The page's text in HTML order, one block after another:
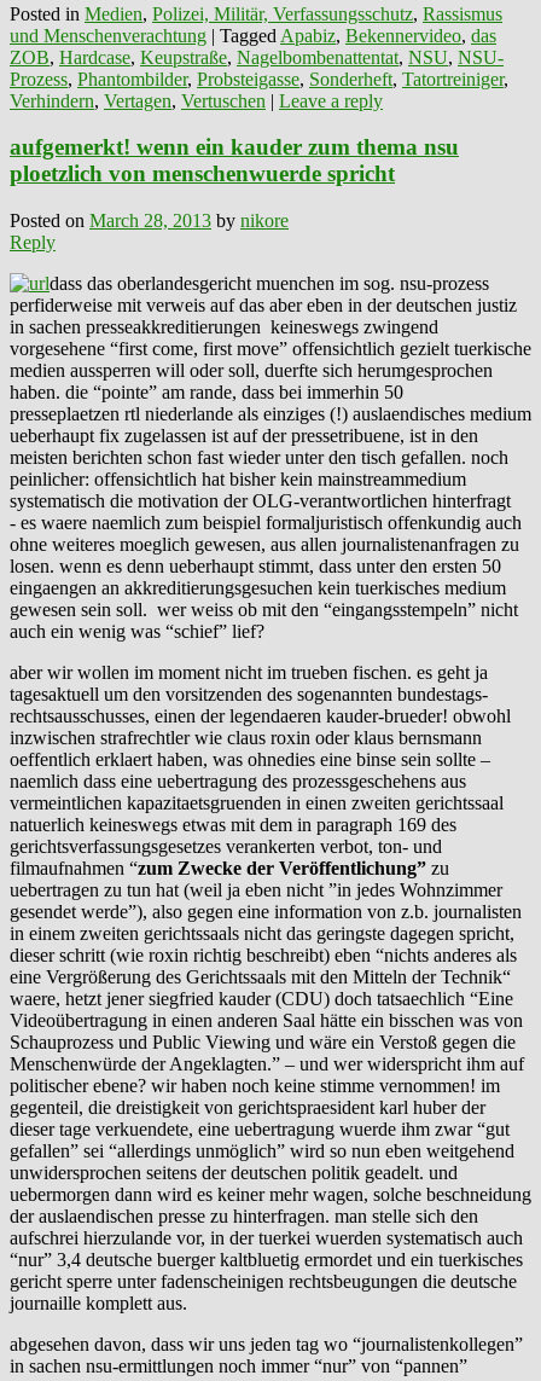
Posted in Medien, Polizei, Militär, Verfassungsschutz, Rassismus
und Menschenverachtung | Tagged Apabiz, Bekennervideo, das
ZOB, Hardcase, Keupstraße, Nagelbombenattentat, NSU, NSU-
Prozess, Phantombilder, Probsteigasse, Sonderheft, Tatortreiniger,
Verhindern, Vertagen, Vertuschen | Leave a reply
aufgemerkt! wenn ein kauder zum thema nsu
ploetzlich von menschenwuerde spricht
Posted on March 28, 2013 by nikore
Reply
dass das oberlandesgericht muenchen im sog. nsu-prozess
perfiderweise mit verweis auf das aber eben in der deutschen justiz
in sachen presseakkreditierungen keineswegs zwingend
vorgesehene “first come, first move” offensichtlich gezielt tuerkische
medien aussperren will oder soll, duerfte sich herumgesprochen
haben. die “pointe” am rande, dass bei immerhin 50
presseplaetzen rtl niederlande als einziges (!) auslaendisches medium
ueberhaupt fix zugelassen ist auf der pressetribuene, ist in den
meisten berichten schon fast wieder unter den tisch gefallen. noch
peinlicher: offensichtlich hat bisher kein mainstreammedium
systematisch die motivation der OLG-verantwortlichen hinterfragt
- es waere naemlich zum beispiel formaljuristisch offenkundig auch
ohne weiteres moeglich gewesen, aus allen journalistenanfragen zu
losen. wenn es denn ueberhaupt stimmt, dass unter den ersten 50
eingaengen an akkreditierungsgesuchen kein tuerkisches medium
gewesen sein soll. wer weiss ob mit den “eingangsstempeln” nicht
auch ein wenig was “schief” lief?
aber wir wollen im moment nicht im trueben fischen. es geht ja
tagesaktuell um den vorsitzenden des sogenannten bundestags-
rechtsausschusses, einen der legendaeren kauder-brueder! obwohl
inzwischen strafrechtler wie claus roxin oder klaus bernsmann
oeffentlich erklaert haben, was ohnedies eine binse sein sollte –
naemlich dass eine uebertragung des prozessgeschehens aus
vermeintlichen kapazitaetsgruenden in einen zweiten gerichtssaal
natuerlich keineswegs etwas mit dem in paragraph 169 des
gerichtsverfassungsgesetzes verankerten verbot, ton- und
filmaufnahmen “zum Zwecke der Veröffentlichung” zu
uebertragen zu tun hat (weil ja eben nicht ”in jedes Wohnzimmer
gesendet werde”), also gegen eine information von z.b. journalisten
in einem zweiten gerichtssaals nicht das geringste dagegen spricht,
dieser schritt (wie roxin richtig beschreibt) eben “nichts anderes als
eine Vergrößerung des Gerichtssaals mit den Mitteln der Technik“
waere, hetzt jener siegfried kauder (CDU) doch tatsaechlich “Eine
Videoübertragung in einen anderen Saal hätte ein bisschen was von
Schauprozess und Public Viewing und wäre ein Verstoß gegen die
Menschenwürde der Angeklagten.” – und wer widerspricht ihm auf
politischer ebene? wir haben noch keine stimme vernommen! im
gegenteil, die dreistigkeit von gerichtspraesident karl huber der
dieser tage verkuendete, eine uebertragung wuerde ihm zwar “gut
gefallen” sei “allerdings unmöglich” wird so nun eben weitgehend
unwidersprochen seitens der deutschen politik geadelt. und
uebermorgen dann wird es keiner mehr wagen, solche beschneidung
der auslaendischen presse zu hinterfragen. man stelle sich den
aufschrei hierzulande vor, in der tuerkei wuerden systematisch auch
“nur” 3,4 deutsche buerger kaltbluetig ermordet und ein tuerkisches
gericht sperre unter fadenscheinigen rechtsbeugungen die deutsche
journaille komplett aus.
abgesehen davon, dass wir uns jeden tag wo “journalistenkollegen”
in sachen nsu-ermittlungen noch immer “nur” von “pannen”